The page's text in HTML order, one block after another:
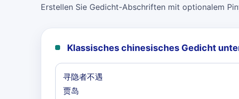
Erstellen Sie Gedicht-Abschriften mit optionalem
Klassisches chinesisches Gedicht